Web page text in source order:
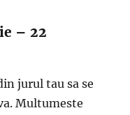
– 22
jurul tau sa se
Multumeste